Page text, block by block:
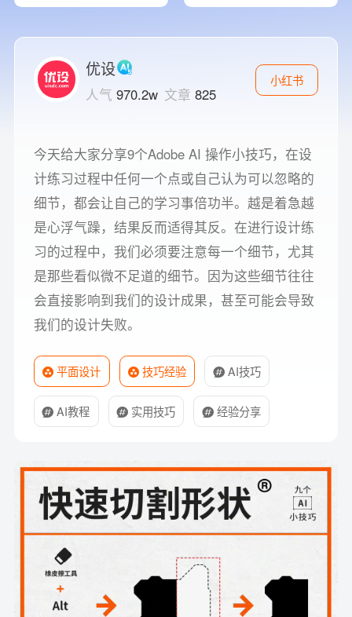
今天给大家分享9个Adobe AI 操作小技巧，在设
计练习过程中任何一个点或自己认为可以忽略的
细节，都会让自己的学习事倍功半。越是着急越
是心浮气躁，结果反而适得其反。在进行设计练
习的过程中，我们必须要注意每一个细节，尤其
是那些看似微不足道的细节。因为这些细节往往
会直接影响到我们的设计成果，甚至可能会导致
我们的设计失败。
平面设计 技巧经验 AI技巧
AI教程 实用技巧 经验分享
优设
人气 970.2w 文章 825
小红书